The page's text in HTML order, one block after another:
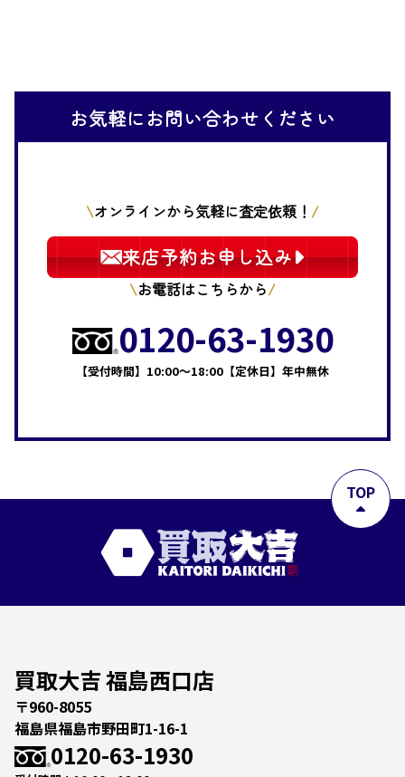
お気軽にお問い合わせください
オンラインから気軽に査定依頼！
来店予約お申し込み
お電話はこちらから
0120-63-1930
【受付時間】10:00～18:00【定休日】年中無休
買取大吉 福島西口店
〒960-8055
福島県福島市野田町1-16-1
0120-63-1930
TOP